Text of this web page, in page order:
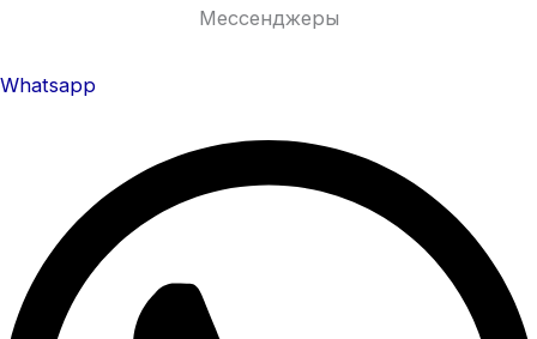
Мессенджеры
Whatsapp